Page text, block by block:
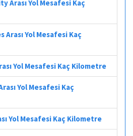
Arası Yol Mesafesi Kaç
Arası Yol Mesafesi Kaç
Yol Mesafesi Kaç Kilometre
Yol Mesafesi Kaç
Yol Mesafesi Kaç Kilometre